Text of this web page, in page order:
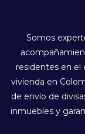
Somos
residentes en el
vivienda en
de envío de
inmuebles y